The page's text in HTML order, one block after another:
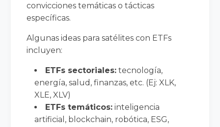
convicciones temáticas o tácticas
específicas.
Algunas ideas para satélites con ETFs
incluyen:
ETFs sectoriales: tecnología,
energía, salud, finanzas, etc. (Ej: XLK,
XLE, XLV)
ETFs temáticos: inteligencia
artificial, blockchain, robótica, ESG,